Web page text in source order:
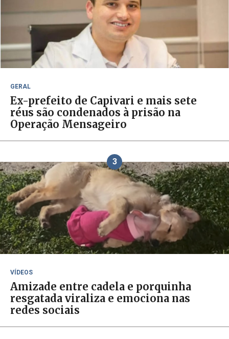
GERAL
Ex-prefeito de Capivari e mais sete
réus são condenados à prisão na
Operação Mensageiro
3
VÍDEOS
Amizade entre cadela e porquinha
resgatada viraliza e emociona nas
redes sociais